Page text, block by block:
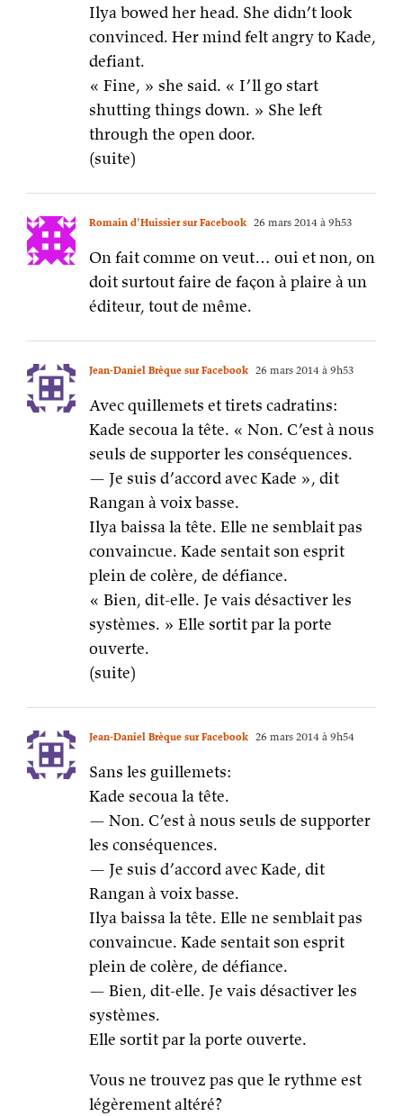
Ilya bowed her head. She didn’t look
convinced. Her mind felt angry to Kade,
defiant.
« Fine, » she said. « I’ll go start
shutting things down. » She left
through the open door.
(suite)
Romain d'Huissier sur Facebook 26 mars 2014 à 9h53
On fait comme on veut… oui et non, on
doit surtout faire de façon à plaire à un
éditeur, tout de même.
Jean-Daniel Brèque sur Facebook 26 mars 2014 à 9h53
Avec quillemets et tirets cadratins:
Kade secoua la tête. « Non. C’est à nous
seuls de supporter les conséquences.
— Je suis d’accord avec Kade », dit
Rangan à voix basse.
Ilya baissa la tête. Elle ne semblait pas
convaincue. Kade sentait son esprit
plein de colère, de défiance.
« Bien, dit-elle. Je vais désactiver les
systèmes. » Elle sortit par la porte
ouverte.
(suite)
Jean-Daniel Brèque sur Facebook 26 mars 2014 à 9h54
Sans les guillemets:
Kade secoua la tête.
— Non. C’est à nous seuls de supporter
les conséquences.
— Je suis d’accord avec Kade, dit
Rangan à voix basse.
Ilya baissa la tête. Elle ne semblait pas
convaincue. Kade sentait son esprit
plein de colère, de défiance.
— Bien, dit-elle. Je vais désactiver les
systèmes.
Elle sortit par la porte ouverte.
Vous ne trouvez pas que le rythme est
légèrement altéré?